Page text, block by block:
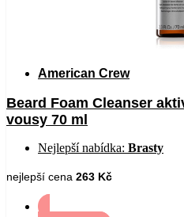
American Crew
Beard Foam Cleanser
vousy 70 ml
Nejlepší nabídka: Brasty
nejlepší cena 263 Kč